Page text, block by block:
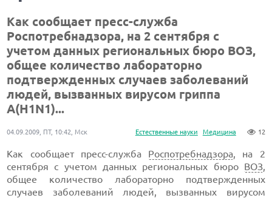
Как сообщает пресс-служба
Роспотребнадзора, на 2 сентября с
учетом данных региональных бюро ВОЗ,
общее количество лабораторно
подтвержденных случаев заболеваний
людей, вызванных вирусом гриппа
А(H1N1)...
Естественные науки Медицина 12
04.09.2009, ПТ, 10:42, Мск
Как сообщает пресс-служба Роспотребнадзора, на 2
сентября с учетом данных региональных бюро ВОЗ,
общее количество лабораторно подтвержденных
случаев заболеваний людей, вызванных вирусом